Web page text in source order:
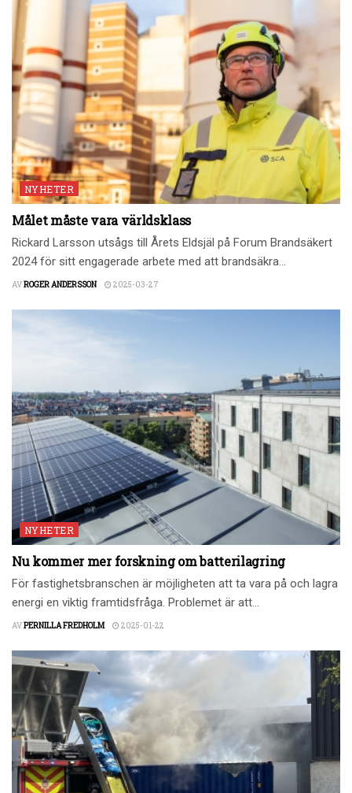
NYHETER
Målet måste vara världsklass
Rickard Larsson utsågs till Årets Eldsjäl på Forum Brandsäkert
2024 för sitt engagerade arbete med att brandsäkra...
AVROGER ANDERSSON 2025-03-27
NYHETER
Nu kommer mer forskning om batterilagring
För fastighetsbranschen är möjligheten att ta vara på och lagra
energi en viktig framtidsfråga. Problemet är att...
AVPERNILLA FREDHOLM 2025-01-22